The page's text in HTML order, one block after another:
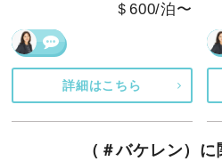
＄600/泊〜
詳細はこちら
（＃バケレン）